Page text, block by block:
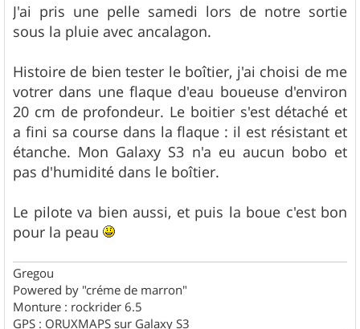
s
s
a
J'ai pris une pelle samedi lors de notre sortie
sous la pluie avec ancalagon.
Histoire de bien tester le boîtier, j'ai choisi de me
votrer dans une flaque d'eau boueuse d'environ
20 cm de profondeur. Le boitier s'est détaché et
a fini sa course dans la flaque : il est résistant et
étanche. Mon Galaxy S3 n'a eu aucun bobo et
pas d'humidité dans le boîtier.
Le pilote va bien aussi, et puis la boue c'est bon
pour la peau
Gregou
Powered by "créme de marron"
Monture : rockrider 6.5
GPS : ORUXMAPS sur Galaxy S3